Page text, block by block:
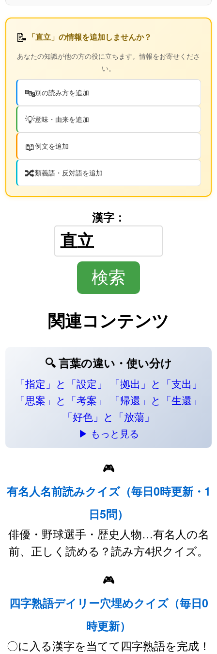
📝 「直立」の情報を追加しませんか？
あなたの知識が他の方の役に立ちます。情報をお寄せくださ
い。
🔤別の読み方を追加
💡意味・由来を追加
📖例文を追加
🔀類義語・反対語を追加
漢字：
関連コンテンツ
🔍 言葉の違い・使い分け
「指定」と「設定」
「拠出」と「支出」
「思案」と「考案」
「帰還」と「生還」
「好色」と「放蕩」
▶ もっと見る
🎮
有名人名前読みクイズ（毎日0時更新・1
日5問）
俳優・野球選手・歴史人物…有名人の名
前、正しく読める？読み方4択クイズ。
🎮
四字熟語デイリー穴埋めクイズ（毎日0
時更新）
〇に入る漢字を当てて四字熟語を完成！